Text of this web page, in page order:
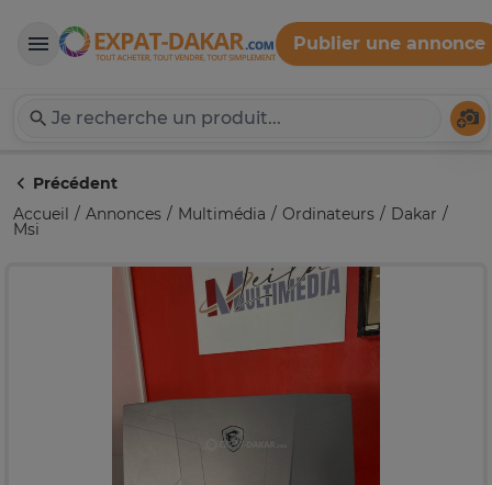
Expat-Dakar
Publier une annonce
Précédent
Accueil
Annonces Multimédia Ordinateurs Dakar
Msi